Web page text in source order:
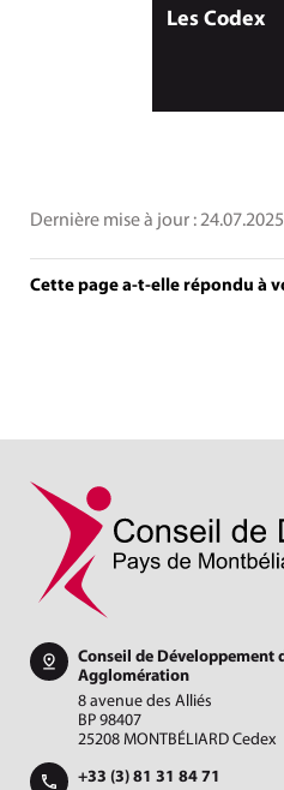
Les Codex
Dernière mise à jour :24.07.2025
Cette page a-t-elle répondu à
Conseil de Développement
Agglomération
8 avenue des Alliés
BP 98407
25208 MONTBÉLIARD Cedex
+33 (3) 81 31 84 71